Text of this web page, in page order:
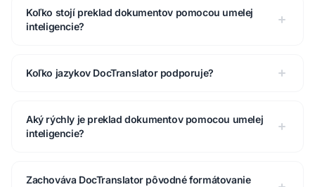
Koľko stojí preklad dokumentov pomocou umelej
inteligencie?
Koľko jazykov DocTranslator podporuje?
Aký rýchly je preklad dokumentov pomocou umelej
inteligencie?
Zachováva DocTranslator pôvodné formátovanie